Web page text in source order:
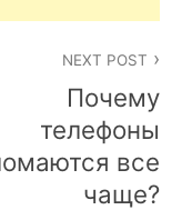
NEXT POST
Почему
телефоны
все
чаще?